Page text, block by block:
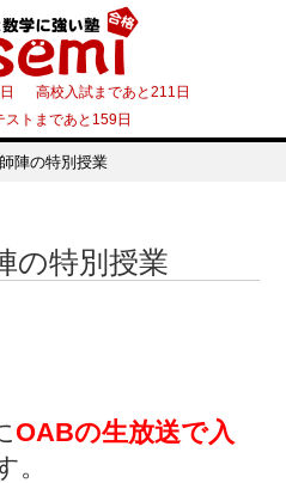
日 高校入試まであと211日
ストまであと159日
陣の特別授業
の特別授業
OABの生放送で入
。